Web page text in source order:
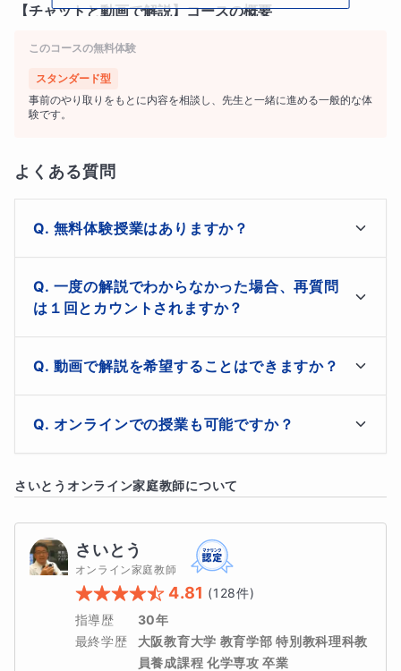
【チャットと動画で解説】コースの概要
◆このコースは特定の曜日や時間に
りません。
◆あなたが質問したいと思った時に、
さい。
動画での解説を送信します。
◆学校の教科書、副教材、テスト問題、模試の問題、入
試の過去問題、なんでも対応可能です。
◆まずは自分で考えてみることが好き
◆解答・解説を見て答えはわかったが、
うしても理解できないという人。
◆学校の先生や塾の先生に 直接質問するのが苦手
（塾に通っている、映像授業を受講している、別の家庭教
このコースの無料体験
スタンダード型
事前のやり取りをもとに内容を相談し、先生と一緒に進める一般的な体
験です。
よくある質問
無料体験授業はありますか？
無料体験授業ではなく、最初の質問は１問無料で体験い
ただけます。
コース作成の仕様上「無料体験あり」の欄に「Zoomを
使った45～60分の体験指導／お打ち合わせが可能」と
一度の解説でわからなかった場合、再質問
は１回とカウントされますか？
一度の解説で理解できなかった場合の再質問は回数に含
めません。理解できるまで解説します。
動画で解説を希望することはできますか？
私が手書きのチャットだけではわかりづらいと判断した
場合、動画で解説したものを送信します。
どうしても動画での解説を希望される場合はその旨をチ
ャットで連絡してください。できる限り対応させていた
だきます。（１回／月程度）
オンラインでの授業も可能ですか？
円：税込2,200円）
さいとう オンライン家庭教師について
さいとう
オンライン家庭教師
4.81 (128件)
指導歴
30年
最終学歴
大阪教育大学 教育学部 特別教科理科教
員養成課程 化学専攻 卒業